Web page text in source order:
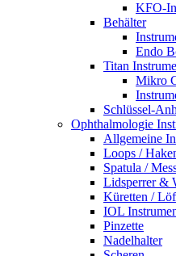
KFO-
Behälter
Endo
Titan
Mikro
Schlüssel-
Ophthalmologie
Allgemeine
Loops /
Spatula /
Lidsperrer &
Küretten /
IOL
Pinzette
Nadelhalter